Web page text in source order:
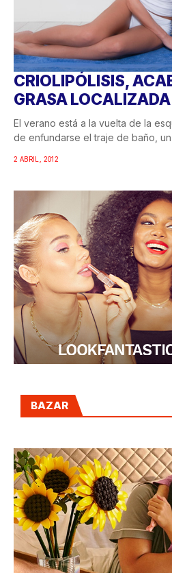
CRIOLIPÓLISIS,
GRASA
El verano está a la vuelta de la
de enfundarse el traje de baño, un
2 ABRIL, 2012
BAZAR